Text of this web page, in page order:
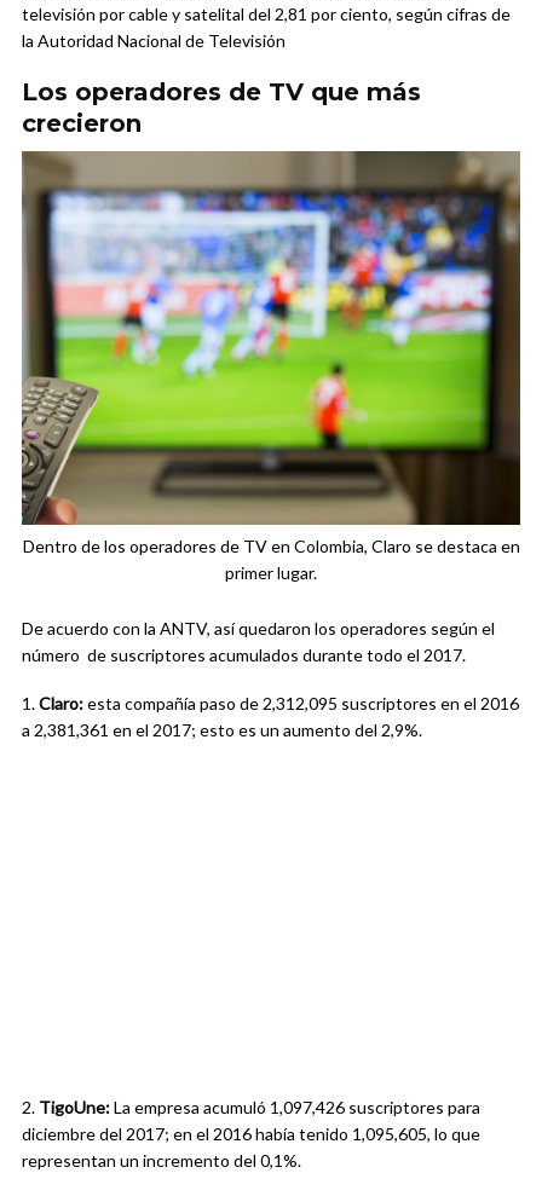
televisión por cable y satelital del 2,81 por ciento, según cifras de
la Autoridad Nacional de Televisión
Los operadores de TV que más
crecieron
Dentro de los operadores de TV en Colombia, Claro se destaca en
primer lugar.
De acuerdo con la ANTV, así quedaron los operadores según el
número de suscriptores acumulados durante todo el 2017.
1.Claro:esta compañía paso de2,312,095 suscriptores en el 2016
a 2,381,361 en el 2017; esto es un aumento del 2,9%.
2. TigoUne:La empresa acumuló 1,097,426 suscriptores para
diciembre del 2017; en el 2016había tenido 1,095,605, lo que
representan un incremento del 0,1%.